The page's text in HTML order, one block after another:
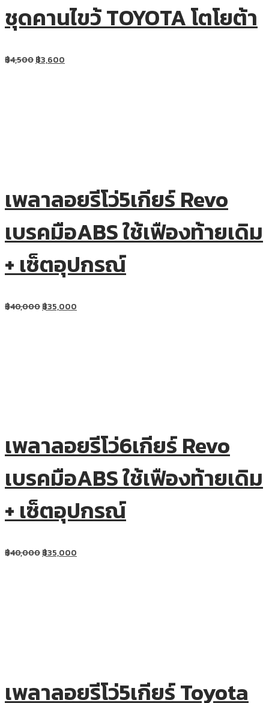
ชุดคานไขว้ TOYOTA โตโยต้า
฿4,500฿3,600
เพลาลอยรีโว่5เกียร์ Revo
เบรคมือABS ใช้เฟืองท้ายเดิม
+ เซ็ตอุปกรณ์
฿40,000฿35,000
เพลาลอยรีโว่6เกียร์ Revo
เบรคมือABS ใช้เฟืองท้ายเดิม
+ เซ็ตอุปกรณ์
฿40,000฿35,000
เพลาลอยรีโว่5เกียร์ Toyota